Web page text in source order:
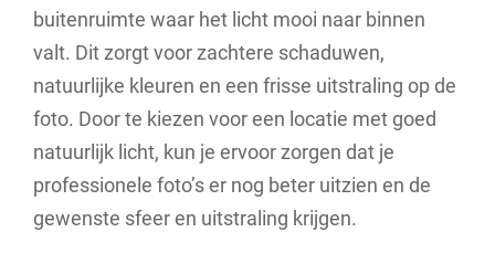
buitenruimte waar het licht mooi naar binnen
valt. Dit zorgt voor zachtere schaduwen,
natuurlijke kleuren en een frisse uitstraling op de
foto. Door te kiezen voor een locatie met goed
natuurlijk licht, kun je ervoor zorgen dat je
professionele foto’s er nog beter uitzien en de
gewenste sfeer en uitstraling krijgen.